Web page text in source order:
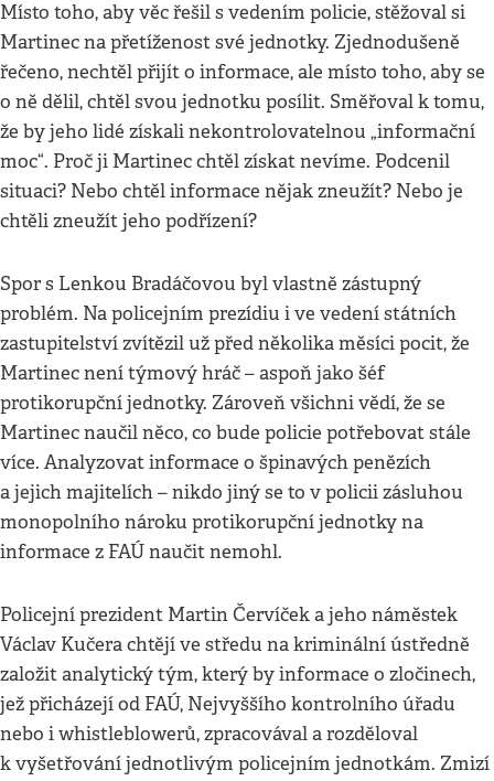
Místo toho, aby věc řešil s vedením policie, stěžoval si
Martinec na přetíženost své jednotky. Zjednodušeně
řečeno, nechtěl přijít o informace, ale místo toho, aby se
o ně dělil, chtěl svou jednotku posílit. Směřoval k tomu,
že by jeho lidé získali nekontrolovatelnou „informační
moc“. Proč ji Martinec chtěl získat nevíme. Podcenil
situaci? Nebo chtěl informace nějak zneužít? Nebo je
chtěli zneužít jeho podřízení?
Spor s Lenkou Bradáčovou byl vlastně zástupný
problém. Na policejním prezídiu i ve vedení státních
zastupitelství zvítězil už před několika měsíci pocit, že
Martinec není týmový hráč – aspoň jako šéf
protikorupční jednotky. Zároveň všichni vědí, že se
Martinec naučil něco, co bude policie potřebovat stále
více. Analyzovat informace o špinavých penězích
a jejich majitelích – nikdo jiný se to v policii zásluhou
monopolního nároku protikorupční jednotky na
informace z FAÚ naučit nemohl.
Policejní prezident Martin Červíček a jeho náměstek
Václav Kučera chtějí ve středu na kriminální ústředně
založit analytický tým, který by informace o zločinech,
jež přicházejí od FAÚ, Nejvyššího kontrolního úřadu
nebo i whistleblowerů, zpracovával a rozděloval
k vyšetřování jednotlivým policejním jednotkám. Zmizí